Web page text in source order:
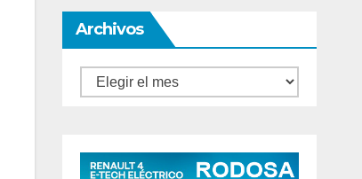
Archivos
Archivos